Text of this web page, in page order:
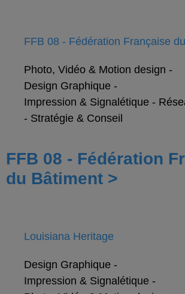
FFB 08 - Fédération Française
Photo, Vidéo & Motion design -
Design Graphique -
Impression & Signalétique -
- Stratégie & Conseil
FFB 08 - Fédération
du Bâtiment >
Louisiana Heritage
Design Graphique -
Impression & Signalétique -